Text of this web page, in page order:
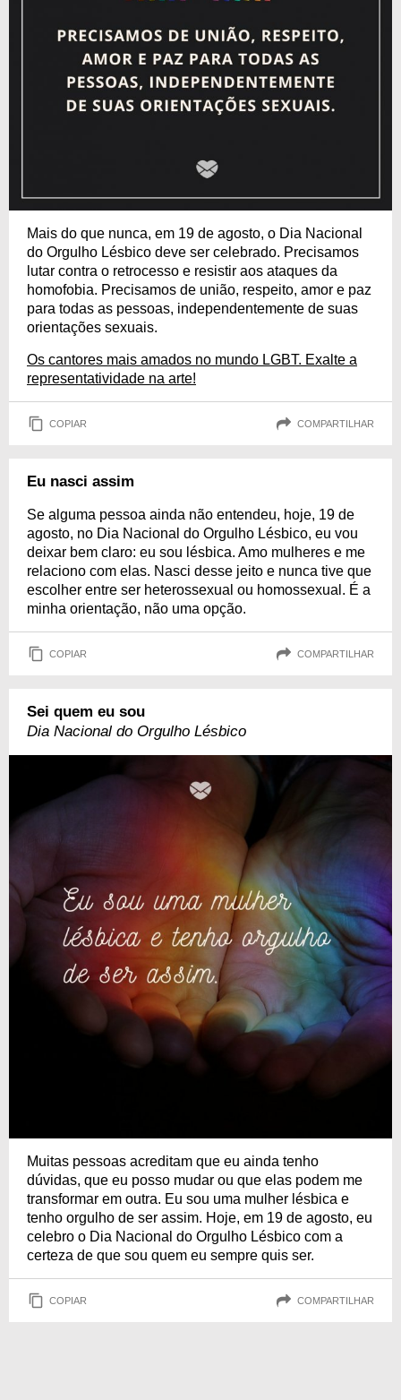
Mais do que nunca, em 19 de agosto, o Dia Nacional
do Orgulho Lésbico deve ser celebrado. Precisamos
lutar contra o retrocesso e resistir aos ataques da
homofobia. Precisamos de união, respeito, amor e paz
para todas as pessoas, independentemente de suas
orientações sexuais.
Os cantores mais amados no mundo LGBT. Exalte a
representatividade na arte!
COPIAR COMPARTILHAR
Eu nasci assim
Se alguma pessoa ainda não entendeu, hoje, 19 de
agosto, no Dia Nacional do Orgulho Lésbico, eu vou
deixar bem claro: eu sou lésbica. Amo mulheres e me
relaciono com elas. Nasci desse jeito e nunca tive que
escolher entre ser heterossexual ou homossexual. É a
minha orientação, não uma opção.
COPIAR COMPARTILHAR
Sei quem eu sou
Dia Nacional do Orgulho Lésbico
Muitas pessoas acreditam que eu ainda tenho
dúvidas, que eu posso mudar ou que elas podem me
transformar em outra. Eu sou uma mulher lésbica e
tenho orgulho de ser assim. Hoje, em 19 de agosto, eu
celebro o Dia Nacional do Orgulho Lésbico com a
certeza de que sou quem eu sempre quis ser.
COPIAR COMPARTILHAR